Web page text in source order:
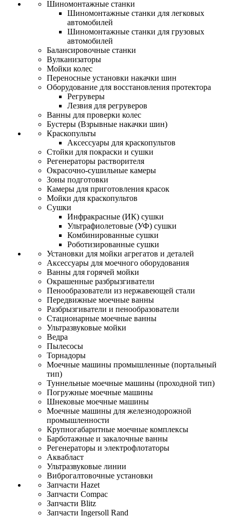
Шиномонтажные станки
Шиномонтажные станки для легковых
автомобилей
Шиномонтажные станки для грузовых
автомобилей
Балансировочные станки
Вулканизаторы
Мойки колес
Переносные установки накачки шин
Оборудование для восстановления протектора
Регруверы
Лезвия для регруверов
Ванны для проверки колес
Бустеры (Взрывные накачки шин)
Краскопульты
Аксессуары для краскопультов
Стойки для покраски и сушки
Регенераторы растворителя
Окрасочно-сушильные камеры
Зоны подготовки
Камеры для приготовления красок
Мойки для краскопультов
Сушки
Инфракрасные (ИК) сушки
Ультрафиолетовые (УФ) сушки
Комбинированные сушки
Роботизированные сушки
Установки для мойки агрегатов и деталей
Аксессуары для моечного оборудования
Ванны для горячей мойки
Окрашенные разбрызгиватели
Пенообразователи из нержавеющей стали
Передвижные моечные ванны
Разбрызгиватели и пенообразователи
Стационарные моечные ванны
Ультразвуковые мойки
Ведра
Пылесосы
Торнадоры
Моечные машины промышленные (портальный
тип)
Туннельные моечные машины (проходной тип)
Погружные моечные машины
Шнековые моечные машины
Моечные машины для железнодорожной
промышленности
Крупногабаритные моечные комплексы
Барботажные и закалочные ванны
Регенераторы и электрофлотаторы
Аквабласт
Ультразвуковые линии
Виброгалтовочные установки
Запчасти Hazet
Запчасти Compac
Запчасти Blitz
Запчасти Ingersoll Rand